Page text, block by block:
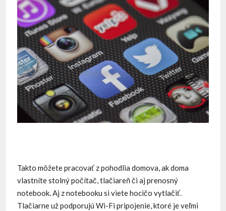
Takto môžete pracovať z pohodlia domova, ak doma
vlastníte stolný počítač, tlačiareň či aj prenosný
notebook. Aj z notebooku si viete hocičo vytlačiť.
Tlačiarne už podporujú Wi-Fi pripojenie, ktoré je veľmi